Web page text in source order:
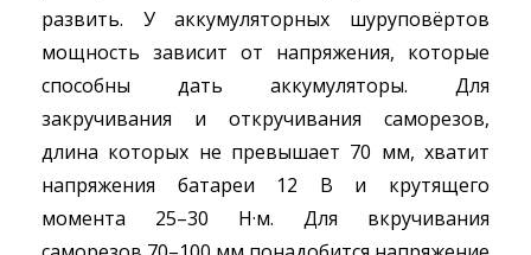
развить. У аккумуляторных шуруповёртов
мощность зависит от напряжения, которые
способны дать аккумуляторы. Для
закручивания и откручивания саморезов,
длина которых не превышает 70 мм, хватит
напряжения батареи 12 В и крутящего
момента 25–30 Н·м. Для вкручивания